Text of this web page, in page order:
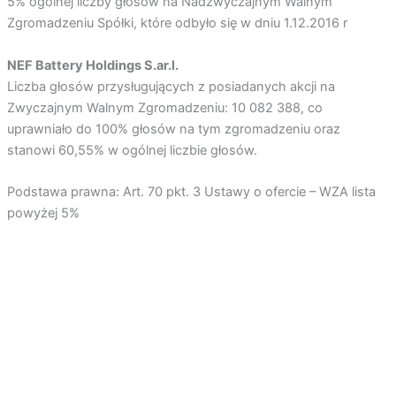
Zgromadzeniu Spółki, które odbyło się w dniu 1.12.2016 r
NEF Battery Holdings S.ar.l.
Liczba głosów przysługujących z posiadanych akcji na
Zwyczajnym Walnym Zgromadzeniu: 10 082 388, co
uprawniało do 100% głosów na tym zgromadzeniu oraz
stanowi 60,55% w ogólnej liczbie głosów.
Podstawa prawna: Art. 70 pkt. 3 Ustawy o ofercie – WZA lista
powyżej 5%